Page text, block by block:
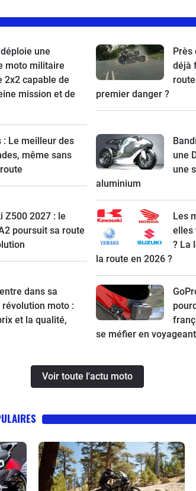
une
moto militaire
2x2 capable de
mission et de
Près
déjà
premier danger ?
: Le meilleur des
même sans
une
une
aluminium
Z500 2027 : le
poursuit sa route
Les
elles
? La
la route en 2026 ?
dans sa
moto :
et la qualité,
se méfier en
Voir toute l'actu moto